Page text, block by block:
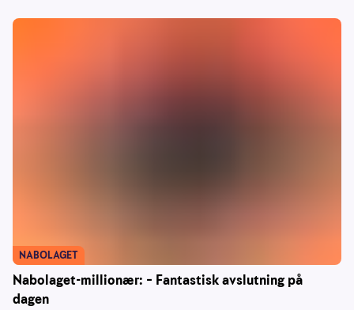
Nabolaget-millionær: – Fantastisk avslutning på
dagen
NABOLAGET